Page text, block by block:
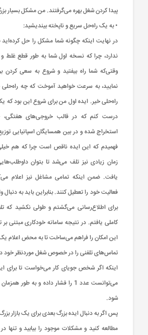
پیدا کردن شغل بهره ‌می‌گرفتند. من مشکل بسیار
• به یک راه‌حل سریع و نا‌پخته بیندیشید:
در نهایت اینکه چگونه شما مشکل را حل
ندارد، چرا که نسخه اول شما به طور قطع
وقتی‌که شما راه ‌بیفتید و شروع به سعی
نمایید، به سرعت خواهید آموخت که چه
راه‌حلی خیر. ایده اول من برای شروع این بود
درست کنم که در قالب خروجی‌های هفتگی،
استخراج شده و در بین همسایگان اسپانیایی
فهمیدم که این ایده ناقص است چرا که هم
زمان زیادی نیز تلف می‌شد تا بتوان
یافت. ضمن اینکه تمامی مشاغل نیز اعلام
فعالیت خود را تعطیل کنند. بنابراین ‌باید به
برای اطلاع‌رسانی می‌گشتم و طولی نکشید که
کاملی یافتم. در نتیجه سامانه خودکاری مبتنی
این امکان را فراهم می‌ساخت تا به محض اعلام
تماس‌های تلفنی را در خصوص شغل مورد‌نظر خود
اینکه اگر شخص جویای کار می‌خواست تا برای
می‌توانست عدد 1 را فشار داده و به
شود.
پس اگر به دنبال ایده بزرگ بعدی برای یک بازار
مطالعه کنید و مشکلات موجود را بیابید و تنها